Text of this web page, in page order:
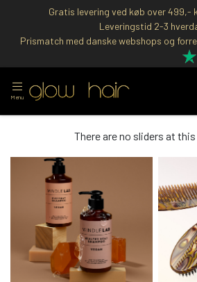
Gratis levering ved køb over 499,-
Leveringstid 2-3
Prismatch med danske webshops og
Menu
There are no sliders at